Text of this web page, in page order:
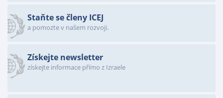
Staňte se členy ICEJ
a pomozte v našem rozvoji.
Získejte newsletter
získejte informace přímo z Izraele